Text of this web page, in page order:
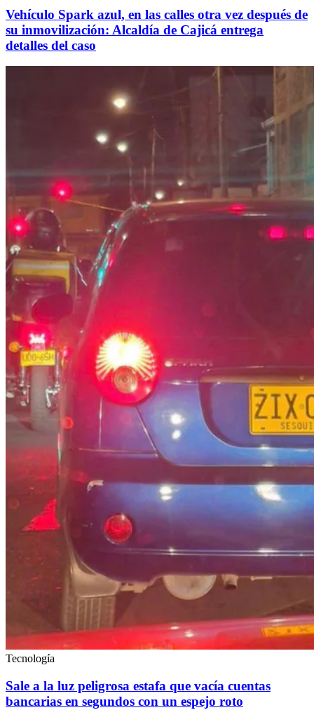
Vehículo Spark azul, en las calles otra vez después de
su inmovilización: Alcaldía de Cajicá entrega
detalles del caso
Tecnología
Sale a la luz peligrosa estafa que vacía cuentas
bancarias en segundos con un espejo roto